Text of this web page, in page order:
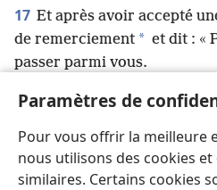
Paramètres de
Pour vous offrir la meilleure
nous utilisons des cookies
similaires. Certains cookies
17 Et après avoir accepté
de remerciement * et dit : «
passer parmi vous.